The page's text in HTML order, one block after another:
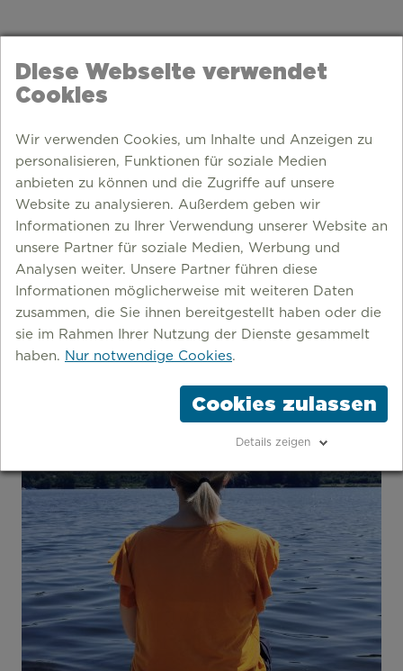
Diese Webseite verwendet
Cookies
Wir verwenden Cookies, um Inhalte und Anzeigen zu
personalisieren, Funktionen für soziale Medien
anbieten zu können und die Zugriffe auf unsere
Website zu analysieren. Außerdem geben wir
Informationen zu Ihrer Verwendung unserer Website an
unsere Partner für soziale Medien, Werbung und
Analysen weiter. Unsere Partner führen diese
Informationen möglicherweise mit weiteren Daten
zusammen, die Sie ihnen bereitgestellt haben oder die
sie im Rahmen Ihrer Nutzung der Dienste gesammelt
haben. Nur notwendige Cookies.
Cookies zulassen
Details zeigen